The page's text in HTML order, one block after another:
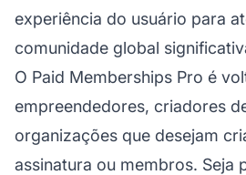
experiência do usuário para
comunidade global
O Paid Memberships Pro é
empreendedores, criadores
organizações que desejam
assinatura ou membros. Seja